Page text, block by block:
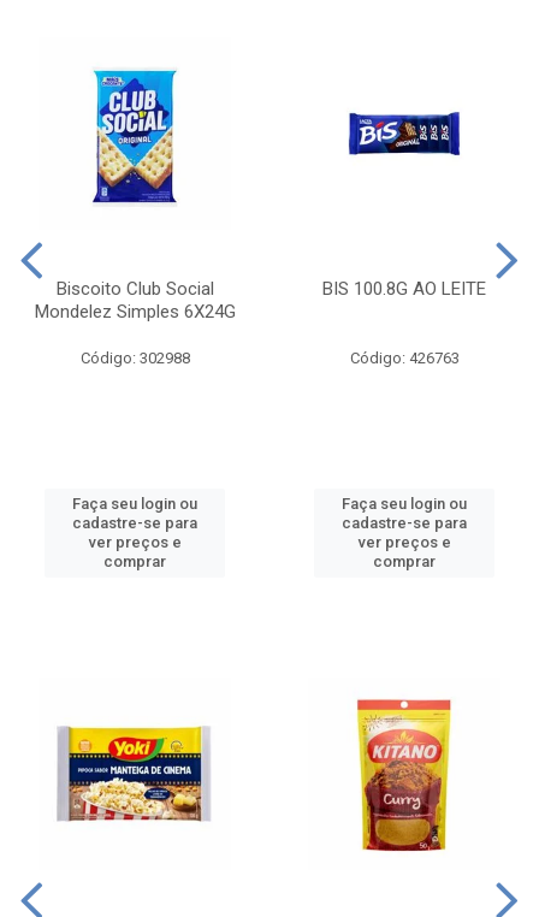
Biscoito Club Social
Mondelez Simples 6X24G
Código: 302988
Faça seu login ou
cadastre-se para
ver preços e
comprar
BIS 100.8G AO LEITE
Código: 426763
Faça seu login ou
cadastre-se para
ver preços e
comprar